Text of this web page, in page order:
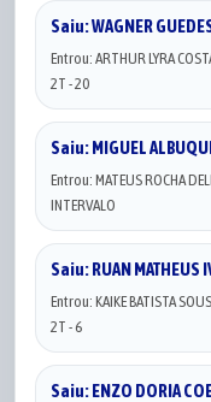
Saiu: WAGNER
Entrou: ARTHUR LYRA
2T - 20
Saiu: MIGUEL
Entrou: MATEUS ROCHA
INTERVALO
Saiu: RUAN MATHEUS
Entrou: KAIKE BATISTA
2T - 6
Saiu: ENZO DORIA